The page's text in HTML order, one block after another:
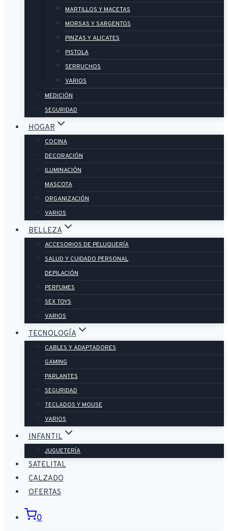
MARTILLOS Y MACETAS
MORSAS Y SARGENTOS
PINZAS Y ALICATES
PISTOLA
SERRUCHOS
VARIOS
MEDICIÓN
SEGURIDAD
HOGAR
COCINA
DECORACIÓN
ILUMINACIÓN
MASCOTA
ORGANIZACIÓN
VARIOS
BELLEZA
ACCESORIOS DE PELUQUERÍA
SALUD Y CUIDADO PERSONAL
DEPILACIÓN
PERFUMES
SEX TOYS
VARIOS
TECNOLOGÍA
CABLES Y ADAPTADORES
GAMING
PARLANTES
SEGURIDAD
TECLADOS Y MOUSE
VARIOS
INFANTIL
JUGUETERÍA
SATELITAL
CALZADO
OFERTAS
0